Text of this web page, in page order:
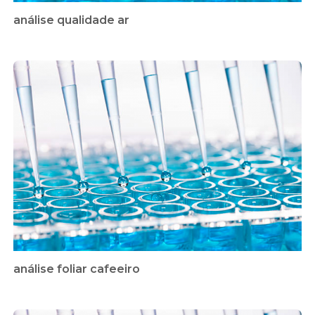
análise qualidade ar
análise foliar cafeeiro